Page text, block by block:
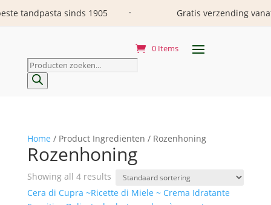
sinds 1905 • Gratis verzending vanaf 29
0 Items
Producten
zoeken
Home / Product Ingrediënten / Rozenhoning
Rozenhoning
Showing all 4 results
Cera di Cupra ~Ricette di Miele ~ Crema Idratante